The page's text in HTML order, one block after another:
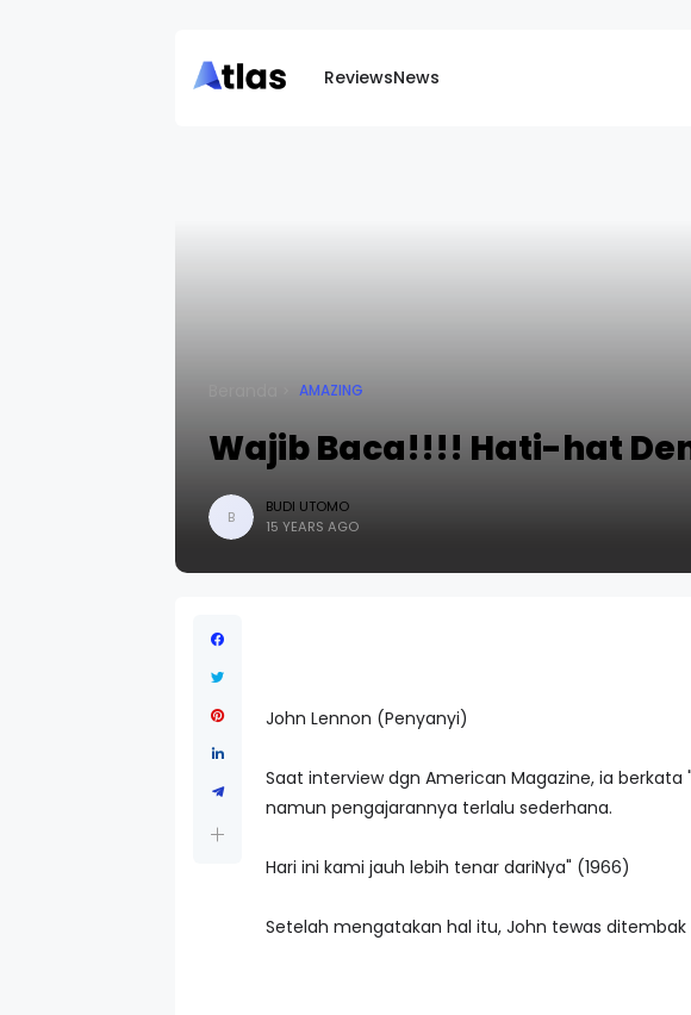
ReviewsNews
AMAZING
Wajib Baca!!!! Hati-hat
B
BUDI UTOMO
15 YEARS AGO
John Lennon (Penyanyi)
Saat interview dgn American Magazine, ia berkata
namun pengajarannya terlalu sederhana.
Hari ini kami jauh lebih tenar dariNya" (1966)
Setelah mengatakan hal itu, John tewas